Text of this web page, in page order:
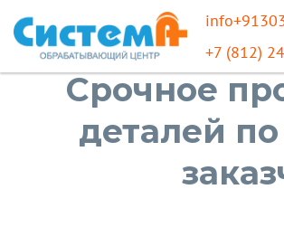
+7 (812)
Срочное
деталей